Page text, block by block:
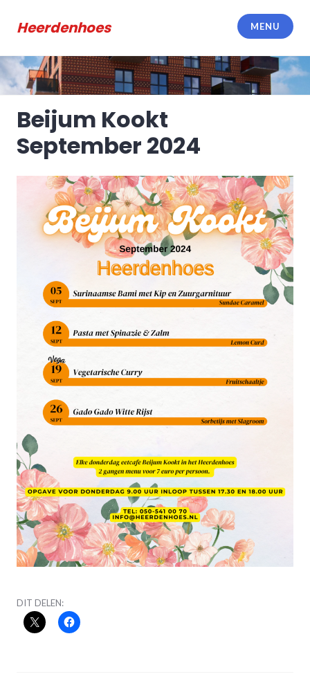
naar
inhoud
Heerdenhoes MENU
Beijum Kookt
September 2024
DIT DELEN: